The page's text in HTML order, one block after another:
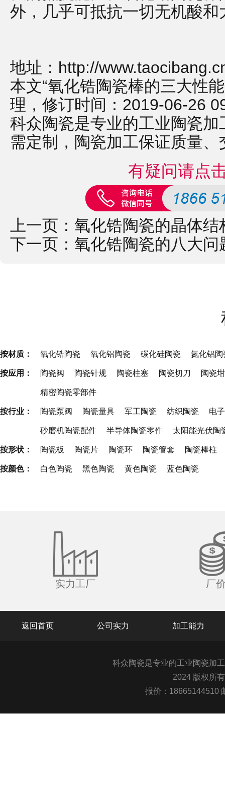
外，几乎可抵抗一切无机酸
地址： http://
本文“氧化锆陶瓷棒的三大性
理，修订时间：2019-06-26
科众陶瓷是专业的工业陶瓷加
需定制， 陶瓷加工保证质量、
有疑问请点
上一页： 氧化锆陶瓷的晶体
下一页： 氧化锆陶瓷的八大问
按材质： 氧化锆陶瓷 氧化铝陶瓷 碳化硅陶瓷 氮化铝陶
按应用： 陶瓷阀 陶瓷针规 陶瓷柱塞 陶瓷切刀 陶瓷
精密陶瓷零部件
按行业： 陶瓷泵阀 陶瓷量具 军工陶瓷 纺织陶瓷 电
砂磨机陶瓷配件 半导体陶瓷零件 太阳能光伏陶
按形状： 陶瓷板 陶瓷片 陶瓷环 陶瓷管套 陶瓷棒柱
按颜色： 白色陶瓷 黑色陶瓷 黄色陶瓷 蓝色陶瓷
实力工厂 厂
返回首页 公司实力 加工能力
科众陶瓷是专业的工业陶瓷加
2024 版权所
报价：18665144510